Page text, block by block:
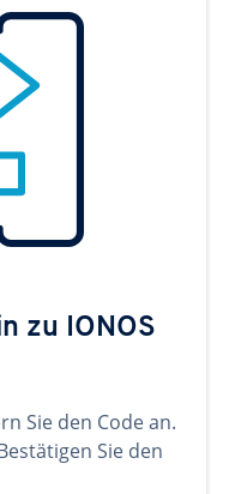
zu IONOS
Sie den Code an.
Sie den